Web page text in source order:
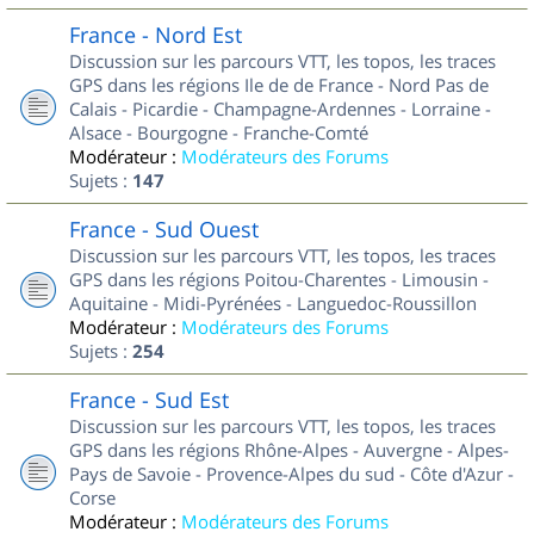
France - Nord Est
Discussion sur les parcours VTT, les topos, les traces
GPS dans les régions Ile de de France - Nord Pas de
Calais - Picardie - Champagne-Ardennes - Lorraine -
Alsace - Bourgogne - Franche-Comté
Modérateur : Modérateurs des Forums
Sujets : 147
France - Sud Ouest
Discussion sur les parcours VTT, les topos, les traces
GPS dans les régions Poitou-Charentes - Limousin -
Aquitaine - Midi-Pyrénées - Languedoc-Roussillon
Modérateur : Modérateurs des Forums
Sujets : 254
France - Sud Est
Discussion sur les parcours VTT, les topos, les traces
GPS dans les régions Rhône-Alpes - Auvergne - Alpes-
Pays de Savoie - Provence-Alpes du sud - Côte d'Azur -
Corse
Modérateur : Modérateurs des Forums